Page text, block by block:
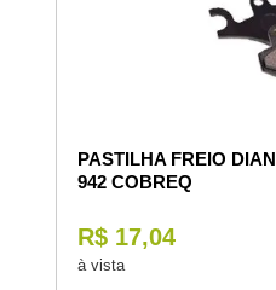
PASTILHA FREIO
942 COBREQ
R$ 17,04
à vista